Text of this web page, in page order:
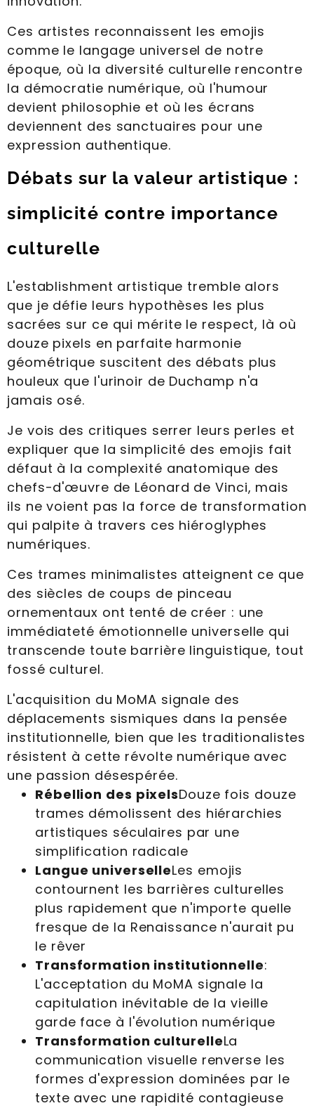
Ces artistes reconnaissent les emojis
comme le langage universel de notre
époque, où la diversité culturelle rencontre
la démocratie numérique, où l'humour
devient philosophie et où les écrans
deviennent des sanctuaires pour une
expression authentique.
Débats sur la valeur artistique :
simplicité contre importance
culturelle
L'establishment artistique tremble alors
que je défie leurs hypothèses les plus
sacrées sur ce qui mérite le respect, là où
douze pixels en parfaite harmonie
géométrique suscitent des débats plus
houleux que l'urinoir de Duchamp n'a
jamais osé.
Je vois des critiques serrer leurs perles et
expliquer que la simplicité des emojis fait
défaut à la complexité anatomique des
chefs-d'œuvre de Léonard de Vinci, mais
ils ne voient pas la force de transformation
qui palpite à travers ces hiéroglyphes
numériques.
Ces trames minimalistes atteignent ce que
des siècles de coups de pinceau
ornementaux ont tenté de créer : une
immédiateté émotionnelle universelle qui
transcende toute barrière linguistique, tout
fossé culturel.
L'acquisition du MoMA signale des
déplacements sismiques dans la pensée
institutionnelle, bien que les traditionalistes
résistent à cette révolte numérique avec
une passion désespérée.
Rébellion des pixelsDouze fois douze
trames démolissent des hiérarchies
artistiques séculaires par une
simplification radicale
Langue universelleLes emojis
contournent les barrières culturelles
plus rapidement que n'importe quelle
fresque de la Renaissance n'aurait pu
le rêver
Transformation institutionnelle:
L'acceptation du MoMA signale la
capitulation inévitable de la vieille
garde face à l'évolution numérique
Transformation culturelleLa
communication visuelle renverse les
formes d'expression dominées par le
texte avec une rapidité contagieuse